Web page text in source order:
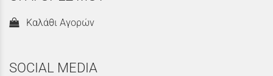
Καλάθι Αγορών
SOCIAL MEDIA